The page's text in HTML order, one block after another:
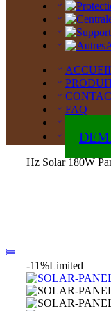
FAQ
Hz Solar 180W
-11%Limited